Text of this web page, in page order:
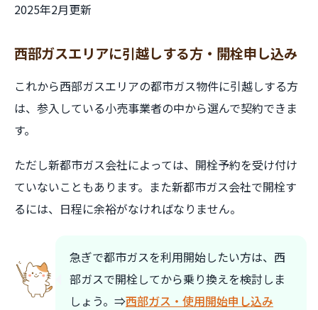
2025年2月更新
西部ガスエリアに引越しする方・開栓申し込み
これから西部ガスエリアの都市ガス物件に引越しする方
は、参入している小売事業者の中から選んで契約できま
す。
ただし新都市ガス会社によっては、開栓予約を受け付け
ていないこともあります。また新都市ガス会社で開栓す
るには、日程に余裕がなければなりません。
急ぎで都市ガスを利用開始したい方は、西
部ガスで開栓してから乗り換えを検討しま
しょう。⇒西部ガス・使用開始申し込み